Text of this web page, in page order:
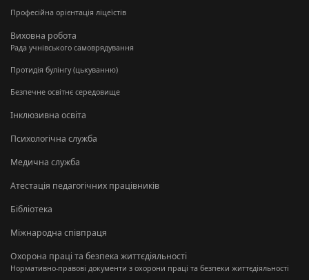
Професійна орієнтація ліцеїстів
Виховна робота
Рада учнівського самоврядування
Протидія булінгу (цькуванню)
Безпечне освітнє середовище
Інклюзивна освіта
Психологічна служба
Медична служба
Атестація педагогічних працівників
Бібліотека
Міжнародна співпраця
Охорона праці та безпека життєдіяльності
Нормативно-правові документи з охорони праці та безпеки життєдіяльності